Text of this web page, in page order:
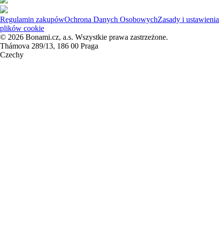
Regulamin zakupówOchrona Danych OsobowychZasady i ustawienia
plików cookie
© 2026 Bonami.cz, a.s. Wszystkie prawa zastrzeżone.
Thámova 289/13, 186 00 Praga
Czechy